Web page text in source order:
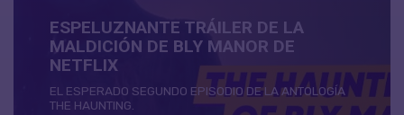
ESPELUZNANTE TRÁILER DE LA
MALDICIÓN DE BLY MANOR DE
NETFLIX
EL ESPERADO SEGUNDO EPISODIO DE LA ANTOLOGÍA
THE HAUNTING.